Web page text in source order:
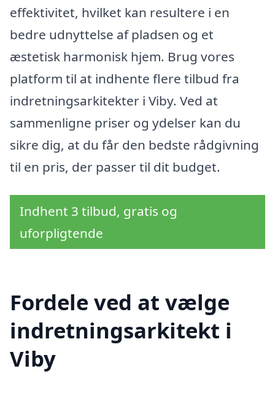
effektivitet, hvilket kan resultere i en
bedre udnyttelse af pladsen og et
æstetisk harmonisk hjem. Brug vores
platform til at indhente flere tilbud fra
indretningsarkitekter i Viby. Ved at
sammenligne priser og ydelser kan du
sikre dig, at du får den bedste rådgivning
til en pris, der passer til dit budget.
Indhent 3 tilbud, gratis og
uforpligtende
Fordele ved at vælge
indretningsarkitekt i
Viby